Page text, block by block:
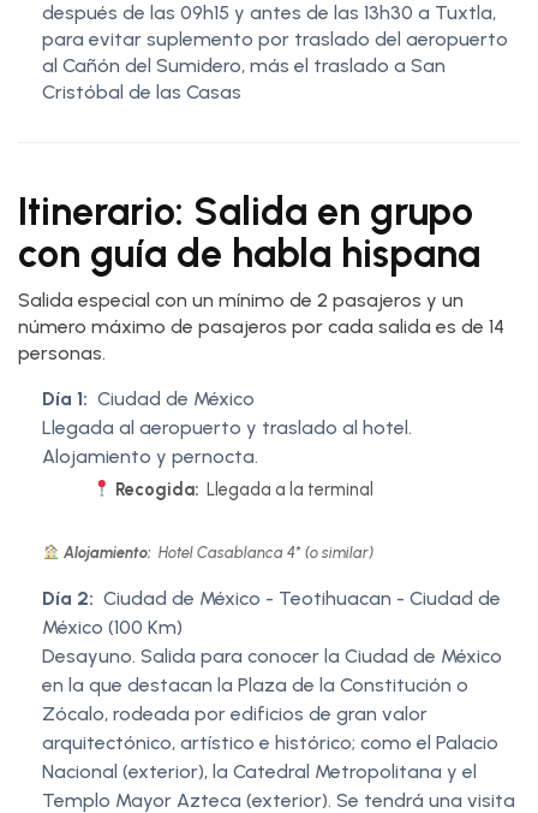
después de las 09h15 y antes de las 13h30 a Tuxtla,
para evitar suplemento por traslado del aeropuerto
al Cañón del Sumidero, más el traslado a San
Cristóbal de las Casas
Itinerario: Salida en grupo
con guía de habla hispana
Salida especial con un mínimo de 2 pasajeros y un
número máximo de pasajeros por cada salida es de 14
personas.
Día 1: Ciudad de México
Llegada al aeropuerto y traslado al hotel.
Alojamiento y pernocta.
Recogida: Llegada a la terminal
Alojamiento: Hotel Casablanca 4* (o similar)
Día 2: Ciudad de México - Teotihuacan - Ciudad de
México (100 Km)
Desayuno. Salida para conocer la Ciudad de México
en la que destacan la Plaza de la Constitución o
Zócalo, rodeada por edificios de gran valor
arquitectónico, artístico e histórico; como el Palacio
Nacional (exterior), la Catedral Metropolitana y el
Templo Mayor Azteca (exterior). Se tendrá una visita